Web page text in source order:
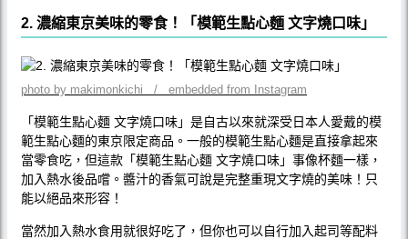
2. 濃縮東京美味的零食！「模範生點心麵 文字燒口味」
photo by makimonkichi / embedded from Instagram
「模範生點心麵 文字燒口味」是自古以來就深受日本人愛戴的模
範生點心麵的東京限定商品。一般的模範生點心麵是直接拿起來
當零食吃，但這款「模範生點心麵 文字燒口味」事像杯麵一樣，
加入熱水後品嚐。醬汁的香氣可說是完整重現文字燒的美味！只
能以絕品來形容！
當然加入熱水食用就很好吃了，但你也可以自行加入起司等配料